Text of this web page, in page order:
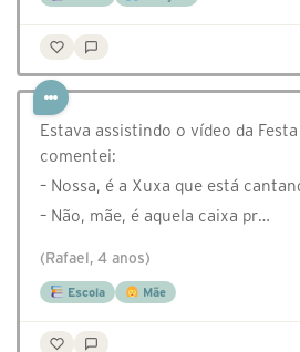
Estava assistindo o vídeo da
comentei:
– Nossa, é a Xuxa que está
– Não, mãe, é aquela caixa pr…
(Rafael, 4 anos)
Escola Mãe